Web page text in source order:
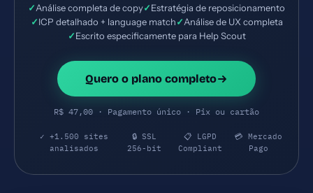
✓Análise completa de copy✓Estratégia de reposicionamento
✓ICP detalhado + language match✓Análise de UX completa
✓Escrito especificamente para Help Scout
Quero o plano completo
R$ 47,00 · Pagamento único · Pix ou cartão
✓ +1.500 sites
analisados
🔒 SSL
256-bit
📋 LGPD
Compliant
💳 Mercado
Pago